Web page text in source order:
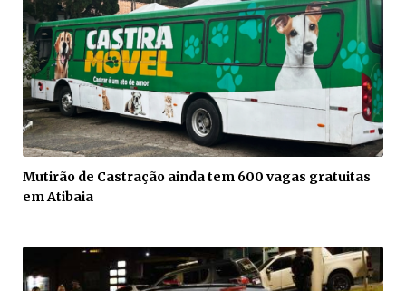
Mutirão de Castração ainda tem 600 vagas gratuitas
em Atibaia